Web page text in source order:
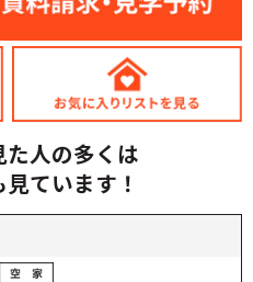
た人の多くは
ています！